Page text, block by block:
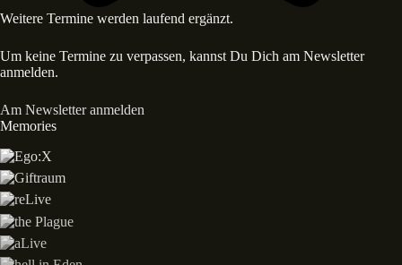
Weitere Termine werden laufend ergänzt.
Um keine Termine zu verpassen, kannst Du Dich am Newsletter
anmelden.
Am Newsletter anmelden
Memories